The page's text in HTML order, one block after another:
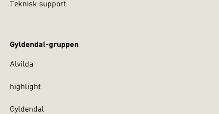
Teknisk support
Gyldendal-gruppen
Alvilda
highlight
Gyldendal